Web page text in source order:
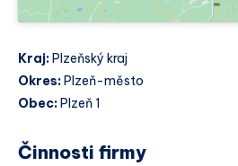
Kraj: Plzeňský kraj
Okres: Plzeň-město
Obec: Plzeň 1
Činnosti firmy